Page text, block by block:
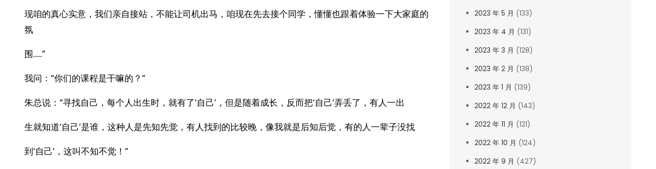
现咱的真心实意，我们亲自接站，不能让司机出马，咱现在先去接个同学，懂懂也跟着体验一下大家庭的
氛
围……”
我问：“你们的课程是干嘛的？”
朱总说：“寻找自己，每个人出生时，就有了‘自己’，但是随着成长，反而把‘自己’弄丢了，有人一出
生就知道‘自己’是谁，这种人是先知先觉，有人找到的比较晚，像我就是后知后觉，有的人一辈子没找
到‘自己’，这叫不知不觉！”
2023 年 5 月 (133)
2023 年 4 月 (131)
2023 年 3 月 (128)
2023 年 2 月 (138)
2023 年 1 月 (139)
2022 年 12 月 (143)
2022 年 11 月 (121)
2022 年 10 月 (124)
2022 年 9 月 (427)